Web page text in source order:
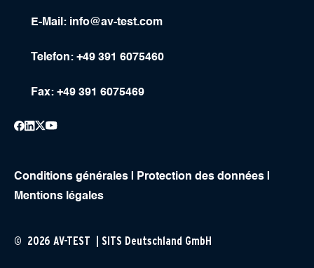
E-Mail: info@av-test.com
Telefon: +49 391 6075460
Fax: +49 391 6075469
Conditions générales Protection des données
Mentions légales
© 2026 AV-TEST | SITS Deutschland GmbH